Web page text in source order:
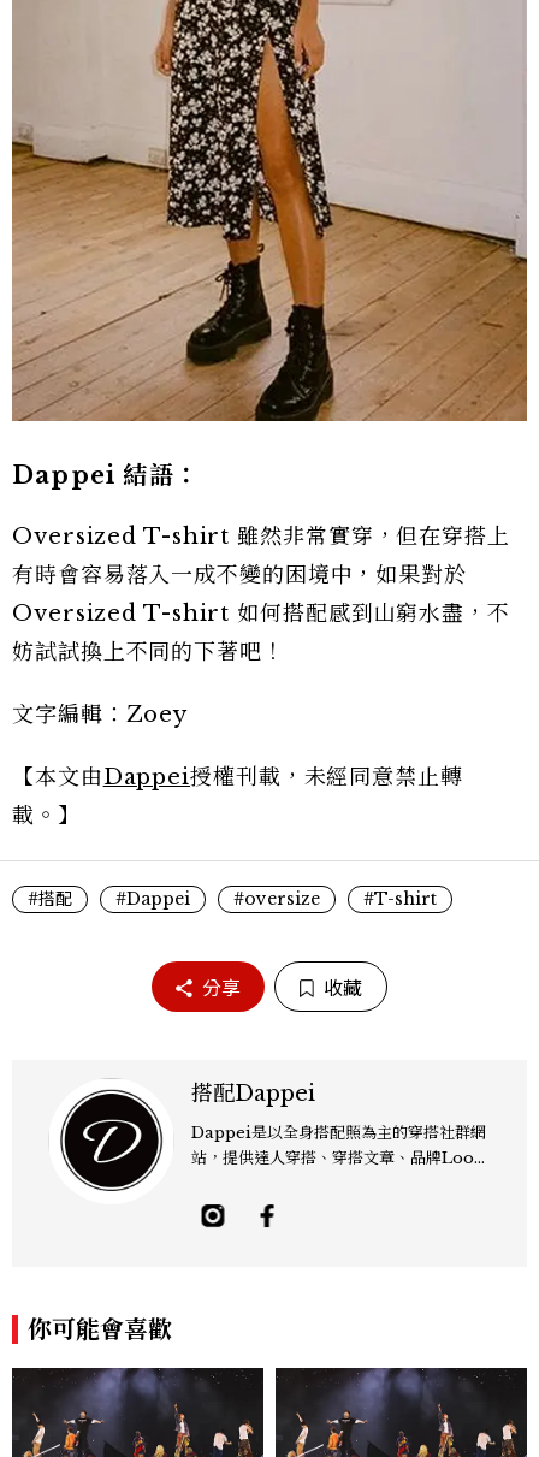
Dappei 結語：
Oversized T-shirt 雖然非常實穿，但在穿搭上
有時會容易落入一成不變的困境中，如果對於
Oversized T-shirt 如何搭配感到山窮水盡，不
妨試試換上不同的下著吧！
文字編輯：Zoey
【本文由Dappei授權刊載，未經同意禁止轉
載。】
#搭配 #Dappei #oversize #T-shirt
分享 收藏
搭配Dappei
Dappei是以全身搭配照為主的穿搭社群網
站，提供達人穿搭、穿搭文章、品牌Look
古著，Dappei通通滿足你！
你可能會喜歡